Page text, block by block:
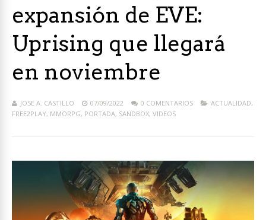
expansión de EVE:
Uprising que llegará
en noviembre
JOSE A. CASTILLO 07/09/2022 0 COMENTARIOS ACTUALIDAD,
FREE2PLAY, MMORPG, PORTADA, SANDBOX, VIDEOS